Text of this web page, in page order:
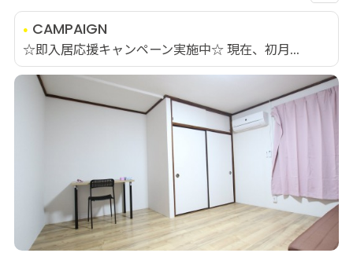
CAMPAIGN
☆即入居応援キャンペーン実施中☆ 現在、初月...